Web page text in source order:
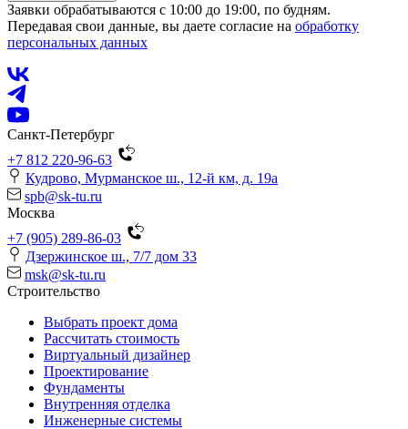
Заявки обрабатываются с 10:00 до 19:00, по будням.
Передавая свои данные, вы даете согласие на обработку
персональных данных
Санкт-Петербург
+7 812 220-96-63
Кудрово, Мурманское ш., 12-й км, д. 19a
spb@sk-tu.ru
Москва
+7 (905) 289-86-03
Дзержинское ш., 7/7 дом 33
msk@sk-tu.ru
Строительство
Выбрать проект дома
Рассчитать стоимость
Виртуальный дизайнер
Проектирование
Фундаменты
Внутренняя отделка
Инженерные системы